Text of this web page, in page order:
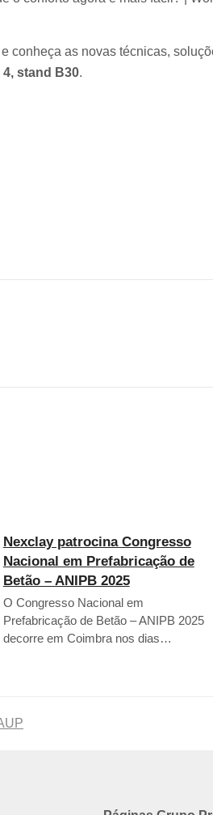
conheça as novas técnicas,
4, stand B30.
Nexclay patrocina Congresso
Nacional em Prefabricação de
Betão – ANIPB 2025
O Congresso Nacional em
Prefabricação de Betão – ANIPB 2025
decorre em Coimbra nos dias…